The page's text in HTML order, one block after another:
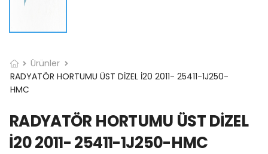
Ürünler
RADYATÖR HORTUMU ÜST DİZEL İ20 2011- 25411-1J250-
HMC
RADYATÖR HORTUMU ÜST DİZEL
İ20 2011- 25411-1J250-HMC